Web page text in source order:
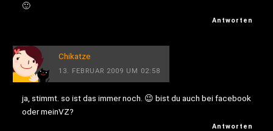
🙂
Antworten
Chikatze
13. FEBRUAR 2009 UM 02:58
ja, stimmt. so ist das immer noch. 😉 bist du auch bei facebook
oder meinVZ?
Antworten